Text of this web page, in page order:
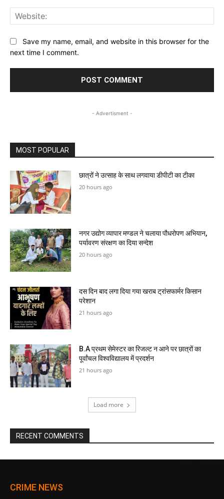
Save my name, email, and website in this browser for the
next time I comment.
- Advertisment -
MOST POPULAR
छात्रों ने उत्साह के साथ लगवाया डीपीटी का टीका
20 hours ago
नगर उद्योग व्यापार मण्डल ने चलाया पौधरोपण अभियान,
पर्यावरण संरक्षण का दिया सन्देश
20 hours ago
दस दिन बाद लगा दिया गया खराब ट्रांसफार्मर किसान
परेशान
21 hours ago
B.A प्रथम सेमेस्टर का रिजल्ट न आने पर छात्रों का
पूर्वांचल विश्वविद्यालय में प्रदर्शन
21 hours ago
Load more
RECENT COMMENTS
CRIME NEWS